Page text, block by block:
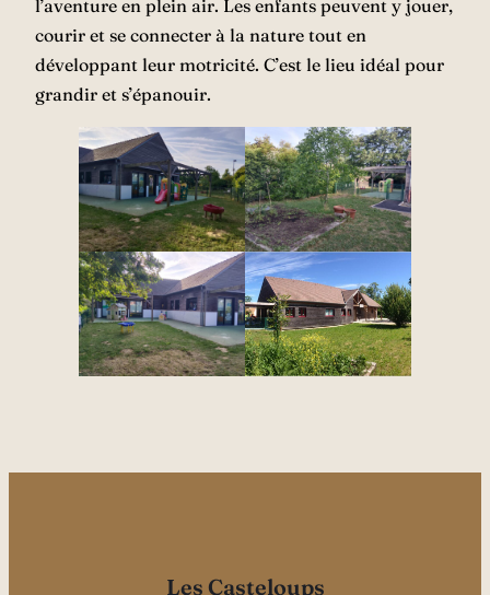
l’aventure en plein air. Les enfants peuvent y jouer,
courir et se connecter à la nature tout en
développant leur motricité. C’est le lieu idéal pour
grandir et s’épanouir.
Les Casteloups